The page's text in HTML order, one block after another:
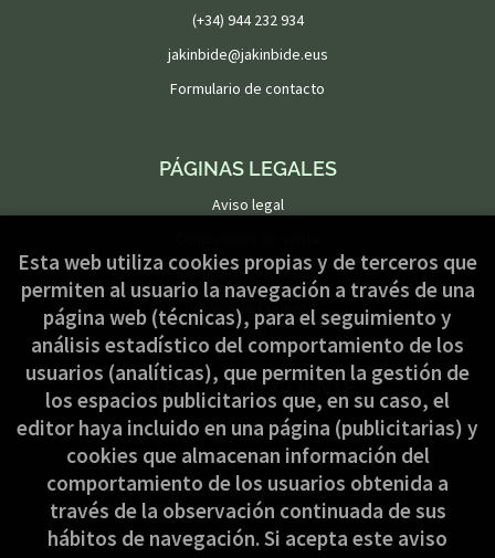
(+34) 944 232 934
jakinbide@jakinbide.eus
Formulario de contacto
PÁGINAS LEGALES
Aviso legal
Política de privacidad
Política de Cookies
ATENCIÓN AL CLIENTE
Quiénes somos
Pedidos especiales
Formulario de desistimiento
Esta web utiliza cookies propias y de terceros que
permiten al usuario la navegación a través de una
página web (técnicas), para el seguimiento y
análisis estadístico del comportamiento de los
usuarios (analíticas), que permiten la gestión de
los espacios publicitarios que, en su caso, el
editor haya incluido en una página (publicitarias) y
cookies que almacenan información del
comportamiento de los usuarios obtenida a
través de la observación continuada de sus
hábitos de navegación. Si acepta este aviso